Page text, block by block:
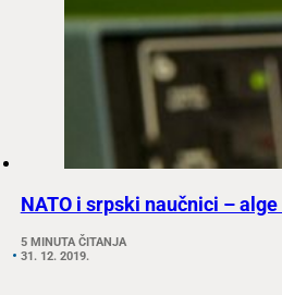
NATO i srpski naučnici –
5 MINUTA ČITANJA
31. 12. 2019.